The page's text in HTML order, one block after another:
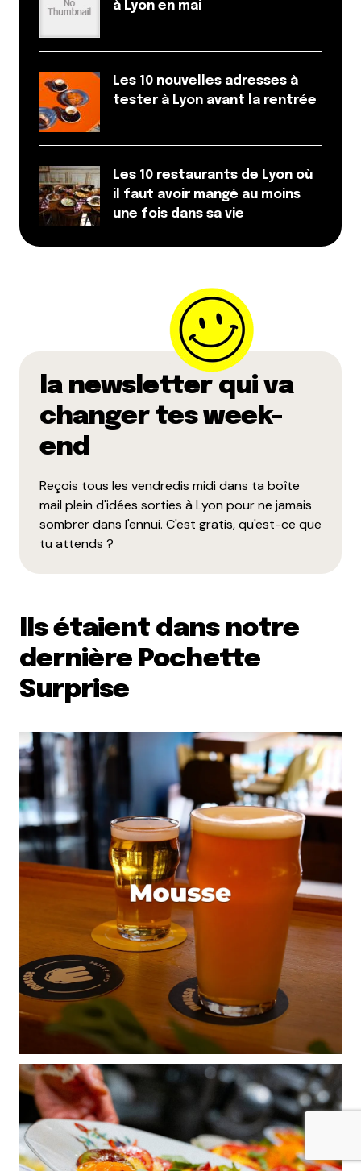
à Lyon en mai
Les 10 nouvelles adresses à
tester à Lyon avant la rentrée
Les 10 restaurants de Lyon où
il faut avoir mangé au moins
une fois dans sa vie
la newsletter qui va
changer tes week-
end
Reçois tous les vendredis midi dans ta boîte
mail plein d'idées sorties à Lyon pour ne jamais
sombrer dans l'ennui. C'est gratis, qu'est-ce que
tu attends ?
Ils étaient dans notre
dernière Pochette
Surprise